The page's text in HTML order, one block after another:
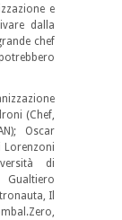
e
dalla
chef
(Chef,
Oscar
Lorenzoni
di
Il